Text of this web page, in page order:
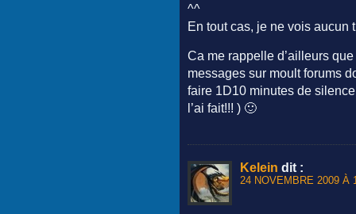
^^
En tout cas, je ne vois aucun
Ca me rappelle d’ailleurs
messages sur moult forums
faire 1D10 minutes de
l’ai fait!!! ) 🙂
Kelein dit :
24 NOVEMBRE 2009 À